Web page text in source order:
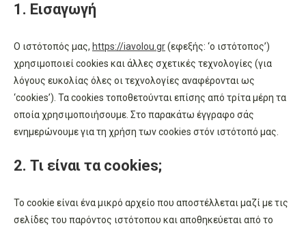
1. Εισαγωγή
Ο ιστότοπός μας, https://iavolou.gr(εφεξής: ‘ο ιστότοπος’)
χρησιμοποιεί cookies και άλλες σχετικές τεχνολογίες (για
λόγους ευκολίας όλες οι τεχνολογίες αναφέρονται ως
‘cookies’). Τα cookies τοποθετούνται επίσης από τρίτα μέρη τα
οποία χρησιμοποιήσουμε. Στο παρακάτω έγγραφο σάς
ενημερώνουμε για τη χρήση των cookies στόν ιστότοπό μας.
2. Τι είναι τα cookies;
Το cookie είναι ένα μικρό αρχείο που αποστέλλεται μαζί με τις
σελίδες του παρόντος ιστότοπου και αποθηκεύεται από το